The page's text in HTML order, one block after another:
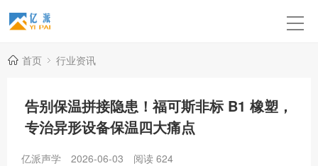
首页 行业资讯
告别保温拼接隐患！福可斯非标 B1 橡塑，
专治异形设备保温四大痛点
亿派声学 2026-06-03 阅读 624